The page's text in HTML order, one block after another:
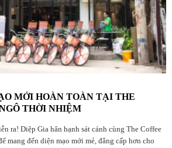
MỚI HOÀN TOÀN TẠI THE
THỜI NHIỆM
ra! Diệp Gia hân hạnh sát cánh cùng The Coffee
mang đến diện mạo mới mẻ, đẳng cấp hơn cho